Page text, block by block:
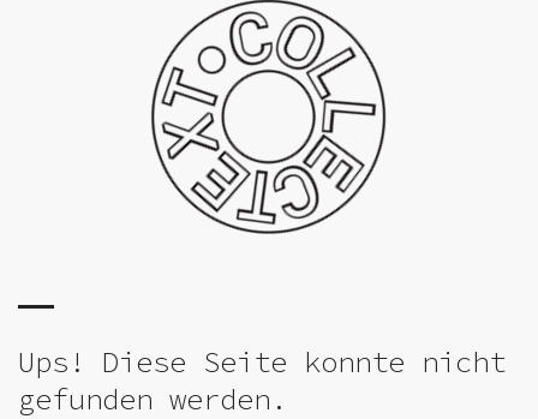
Ups! Diese Seite konnte nicht
gefunden werden.